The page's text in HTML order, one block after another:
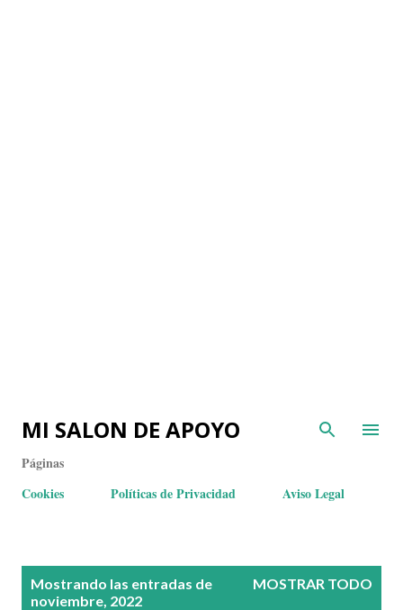
MI SALON DE APOYO
Páginas
Cookies
Políticas de Privacidad Aviso Legal
Mostrando las entradas de
noviembre, 2022
MOSTRAR TODO